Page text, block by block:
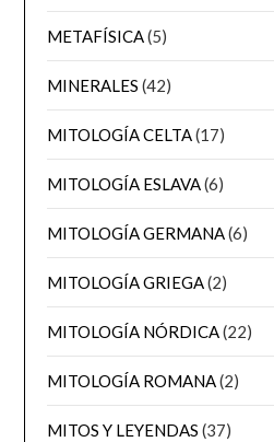
METAFÍSICA(5)
MINERALES (42)
MITOLOGÍA CELTA(17)
MITOLOGÍA ESLAVA(6)
MITOLOGÍA GERMANA(6)
MITOLOGÍA GRIEGA(2)
MITOLOGÍA NÓRDICA(22)
MITOLOGÍA ROMANA(2)
MITOS Y LEYENDAS (37)